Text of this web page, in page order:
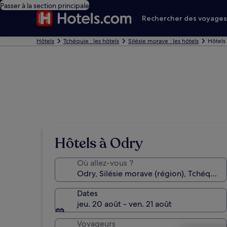
Passer à la section principale
Rechercher des voyages
Hôtels Tchéquie : les hôtels Silésie morave : les hôtels
Hôtels à Odry
Où allez-vous ?
Dates
jeu. 20 août - ven. 21 août
Voyageurs